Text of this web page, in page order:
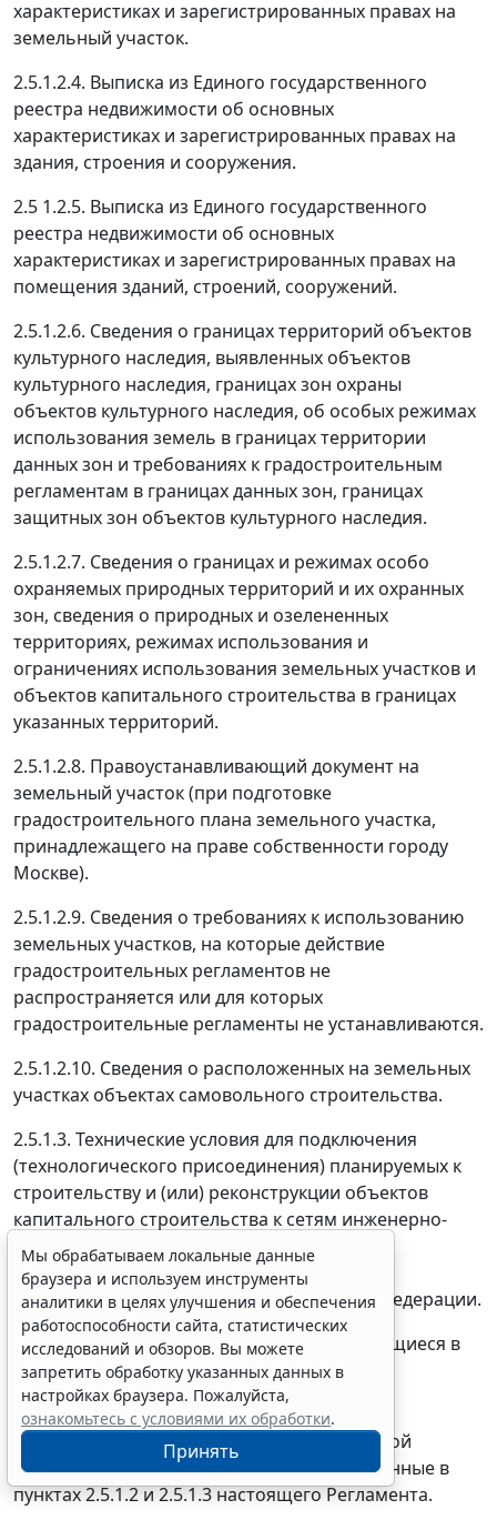
характеристиках и зарегистрированных правах на
земельный участок.
2.5.1.2.4. Выписка из Единого государственного
реестра недвижимости об основных
характеристиках и зарегистрированных правах на
здания, строения и сооружения.
2.5 1.2.5. Выписка из Единого государственного
реестра недвижимости об основных
характеристиках и зарегистрированных правах на
помещения зданий, строений, сооружений.
2.5.1.2.6. Сведения о границах территорий объектов
культурного наследия, выявленных объектов
культурного наследия, границах зон охраны
объектов культурного наследия, об особых режимах
использования земель в границах территории
данных зон и требованиях к градостроительным
регламентам в границах данных зон, границах
защитных зон объектов культурного наследия.
2.5.1.2.7. Сведения о границах и режимах особо
охраняемых природных территорий и их охранных
зон, сведения о природных и озелененных
территориях, режимах использования и
ограничениях использования земельных участков и
объектов капитального строительства в границах
указанных территорий.
2.5.1.2.8. Правоустанавливающий документ на
земельный участок (при подготовке
градостроительного плана земельного участка,
принадлежащего на праве собственности городу
Москве).
2.5.1.2.9. Сведения о требованиях к использованию
земельных участков, на которые действие
градостроительных регламентов не
распространяется или для которых
градостроительные регламенты не устанавливаются.
2.5.1.2.10. Сведения о расположенных на земельных
участках объектах самовольного строительства.
2.5.1.3. Технические условия для подключения
(технологического присоединения) планируемых к
строительству и (или) реконструкции объектов
капитального строительства к сетям инженерно-
технического обеспечения в порядке,
установленном частью 7 статьи 57.3
Градостроительного кодекса Российской Федерации.
2.5.1.4. Документы и информация, содержащиеся в
информационных системах и ресурсах
Москомархитектуры.
2.5.2. Заявитель имеет право по собственной
инициативе представить документы, указанные в
пунктах 2.5.1.2 и 2.5.1.3 настоящего Регламента.
Мы обрабатываем локальные данные
браузера и используем инструменты
аналитики в целях улучшения и обеспечения
работоспособности сайта, статистических
исследований и обзоров. Вы можете
запретить обработку указанных данных в
настройках браузера. Пожалуйста,
ознакомьтесь с условиями их обработки.
Принять